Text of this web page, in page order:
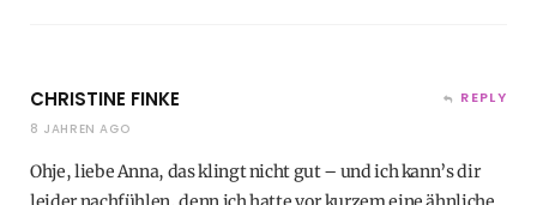
CHRISTINE FINKE
8 JAHREN AGO
REPLY
Ohje, liebe Anna, das klingt nicht gut – und ich kann’s dir